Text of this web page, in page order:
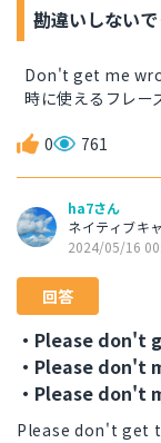
勘違いしない
Don't get me
時に使えるフレー
0 761
ha7さん
ネイティブキ
2024/05/16
回答
・Please don't
・Please don't
・Please don't
Please don't get